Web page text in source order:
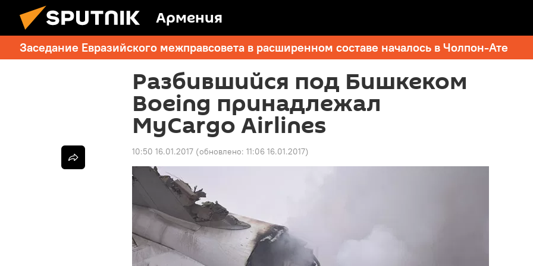
Армения
Заседание Евразийского межправсовета в расширенном составе началось в Чолпон-Ате
Разбившийся под Бишкеком
Boeing принадлежал
MyCargo Airlines
10:50 16.01.2017 (обновлено: 11:06 16.01.2017)